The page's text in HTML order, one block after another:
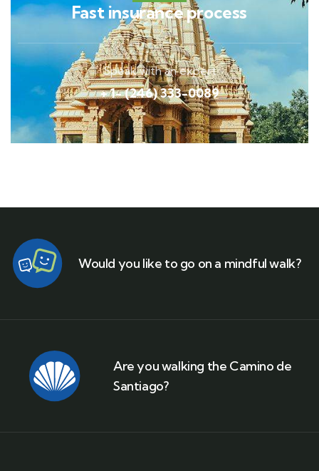
Fast insurance process
Speak with an expert
+ 1- (246) 333-0089
Would you like to go on a mindful walk?
Are you walking the Camino de
Santiago?